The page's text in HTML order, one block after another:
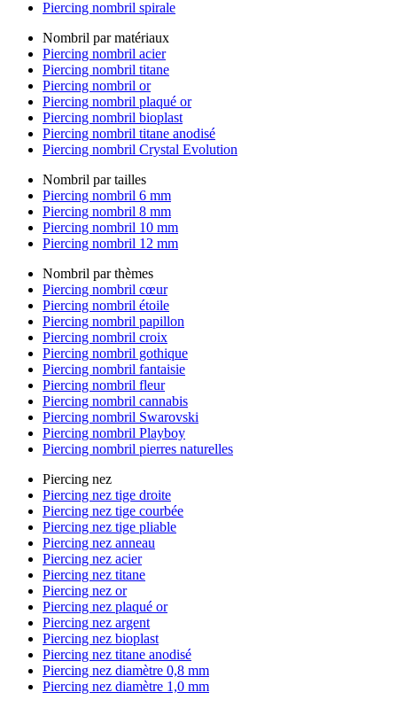
Piercing nombril spirale
Nombril par matériaux
Piercing nombril acier
Piercing nombril titane
Piercing nombril or
Piercing nombril plaqué or
Piercing nombril bioplast
Piercing nombril titane anodisé
Piercing nombril Crystal Evolution
Nombril par tailles
Piercing nombril 6 mm
Piercing nombril 8 mm
Piercing nombril 10 mm
Piercing nombril 12 mm
Nombril par thèmes
Piercing nombril cœur
Piercing nombril étoile
Piercing nombril papillon
Piercing nombril croix
Piercing nombril gothique
Piercing nombril fantaisie
Piercing nombril fleur
Piercing nombril cannabis
Piercing nombril Swarovski
Piercing nombril Playboy
Piercing nombril pierres naturelles
Piercing nez
Piercing nez tige droite
Piercing nez tige courbée
Piercing nez tige pliable
Piercing nez anneau
Piercing nez acier
Piercing nez titane
Piercing nez or
Piercing nez plaqué or
Piercing nez argent
Piercing nez bioplast
Piercing nez titane anodisé
Piercing nez diamètre 0,8 mm
Piercing nez diamètre 1,0 mm